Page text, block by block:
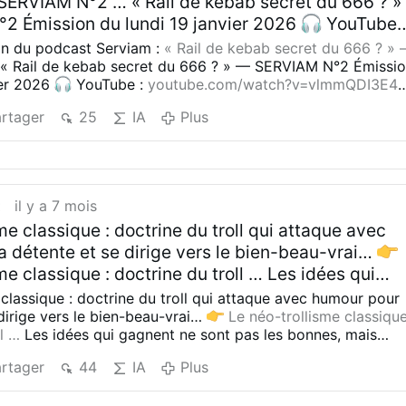
Émission du lundi 19 janvier 2026
YouTube :
— Le rail de kebab secret supra illuminati
— « Je suis un conspi’ je m’invente une vie »
29:44 — État des lieux du Tradistan “lato
(Chronique) Équipe : Bobby, Belloc, Adock,
Écoutez, aimez, suivez, commentez, partagez ; et
!
du podcast Serviam : « Rail de kebab secret du 666 ? »
« Rail de kebab secret du 666 ? » — SERVIAM N°2
2026
YouTube :youtube.com/
je m’invente une vie » (Musique de pause)
“lato sensu” pour 2026 (Chronique) Équipe :
Ludwig et Rex
semaine prochaine !
25 IA Plus
il y a 7 mois
classique : doctrine du troll qui attaque avec
détente et se dirige vers le bien-beau-vrai…
classique : doctrine du troll … Les idées qui
pas les bonnes, mais celles qui sont les mieux «
exposons les bonnes idées ! 15 janvier 2026 —
━━━✦━━━ Le basculement des chaires : de Pie XII
la subversion sous le trône
chaires : de Pie XII au … Comment l’élection de
: doctrine du troll qui attaque avec humour pour
vers le bien-beau-vrai…
Le néo-trollisme
… Les idées qui gagnent ne sont pas les bonnes, mais
Rouanet
━━━✦━━━ Le basculement des chaires : de
de Roncalli, la subversion sous le trône
Le
44 IA Plus